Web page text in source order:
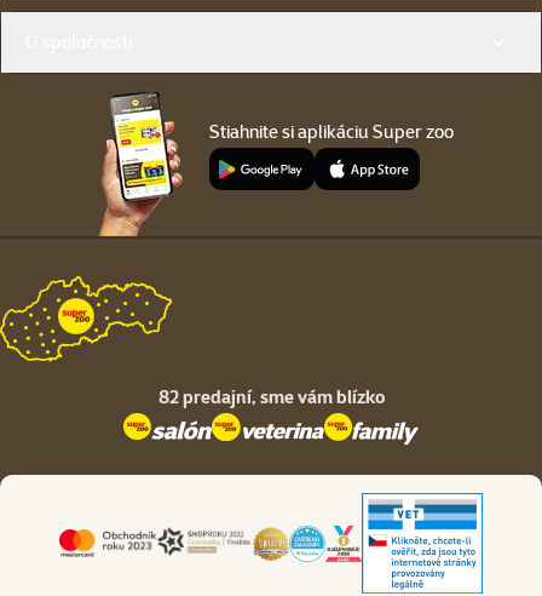
Stiahnite si aplikáciu Super zoo
82 predajní, sme vám blízko